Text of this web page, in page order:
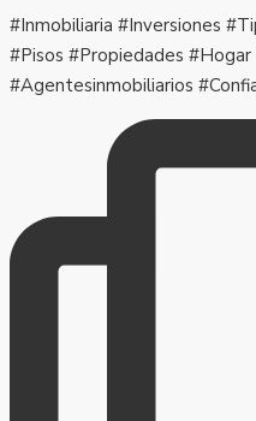
#Inmobiliaria #Inversiones
#Pisos #Propiedades #Hogar
#Agentesinmobiliarios